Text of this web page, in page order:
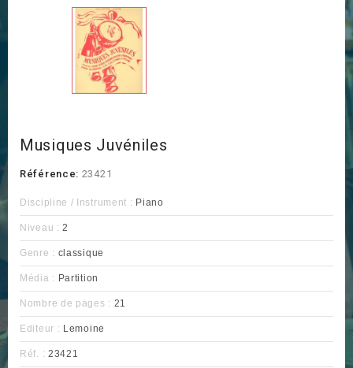
Musiques Juvéniles
Référence: 23421
Discipline / Instrument : Piano
Niveau : 2
Genre : classique
Média : Partition
Nombre de pages : 21
Editeur : Lemoine
Réf. : 23421